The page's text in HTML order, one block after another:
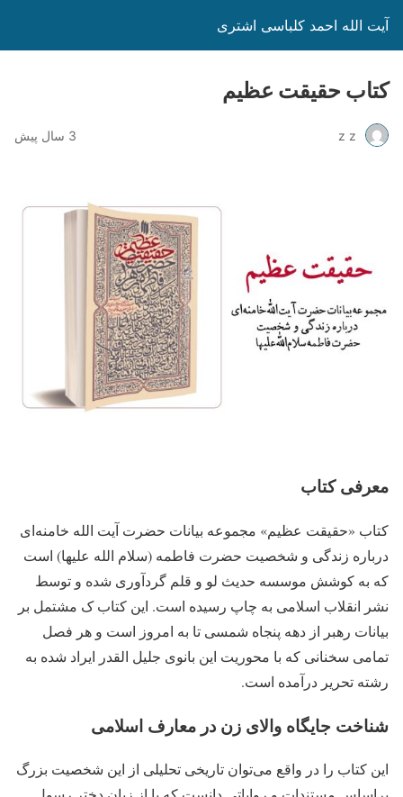
آیت الله احمد کلباسی اشتری
کتاب حقیقت عظیم
z z 3 سال پیش
معرفی کتاب
کتاب «حقیقت عظیم» مجموعه بیانات حضرت آیت الله خامنه‌ای
درباره زندگی و شخصیت حضرت فاطمه (سلام الله علیها) است
که به کوشش موسسه حدیث لو و قلم گردآوری شده و توسط
نشر انقلاب اسلامی به چاپ رسیده است. این کتاب ک مشتمل بر
بیانات رهبر از دهه پنجاه شمسی تا به امروز است و هر فصل
تمامی سخنانی که با محوریت این بانوی جلیل القدر ایراد شده به
رشته تحریر درآمده است.
شناخت جایگاه والای زن در معارف اسلامی
این کتاب را در واقع می‌توان تاریخی تحلیلی از این شخصیت بزرگ